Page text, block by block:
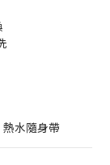
水隨身帶